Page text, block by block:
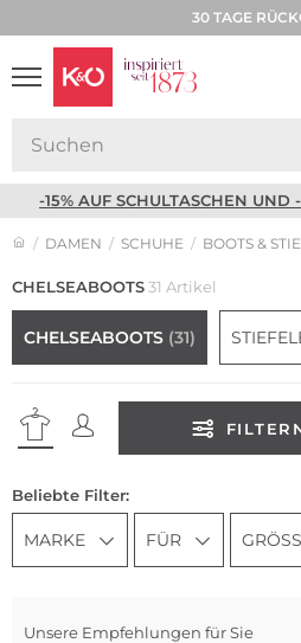
30 TAGE
-15% AUF SCHULTASCHEN
DAMEN SCHUHE BOOTS &
CHELSEABOOTS31 Artikel
CHELSEABOOTS (31)
Beliebte Filter:
MARKE FÜR
Unsere Empfehlungen für Sie